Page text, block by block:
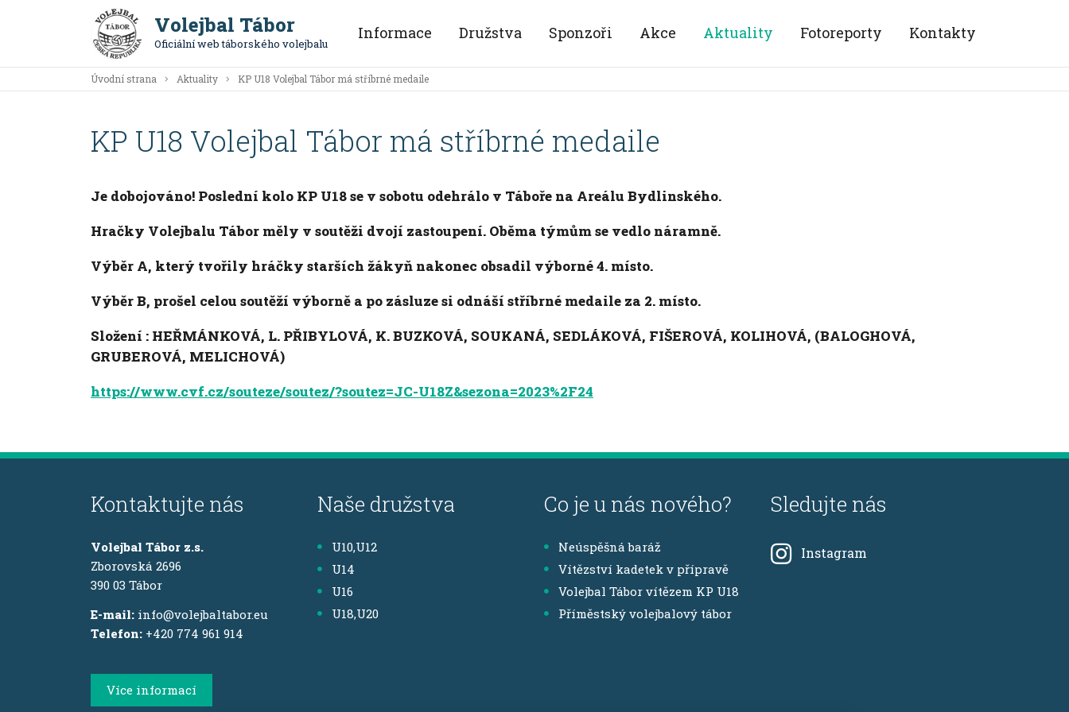
Volejbal Tábor
Oficiální web táborského volejbalu
Informace Družstva Sponzoři Akce Aktuality Fotoreporty Kontakty
Úvodní strana Aktuality KP U18 Volejbal Tábor má stříbrné medaile
KP U18 Volejbal Tábor má stříbrné medaile
Je dobojováno! Poslední kolo KP U18 se v sobotu odehrálo v Táboře na Areálu Bydlinského.
Hračky Volejbalu Tábor měly v soutěži dvojí zastoupení. Oběma týmům se vedlo náramně.
Výběr A, který tvořily hráčky starších žákyň nakonec obsadil výborné 4. místo.
Výběr B, prošel celou soutěží výborně a po zásluze si odnáší stříbrné medaile za 2. místo.
Složení : HEŘMÁNKOVÁ, L. PŘIBYLOVÁ, K. BUZKOVÁ, SOUKANÁ, SEDLÁKOVÁ, FIŠEROVÁ, KOLIHOVÁ, (BALOGHOVÁ,
GRUBEROVÁ, MELICHOVÁ)
https://www.cvf.cz/souteze/soutez/?soutez=JC-U18Z&sezona=2023%2F24
Kontaktujte nás
Volejbal Tábor z.s.
Zborovská 2696
390 03 Tábor
E-mail: info@volejbaltabor.eu
Telefon: +420 774 961 914
Více informací
Naše družstva
U10,U12
U14
U16
U18,U20
Co je u nás nového?
Neúspěšná baráž
Vítězství kadetek v přípravě
Volejbal Tábor vítězem KP U18
Příměstský volejbalový tábor
Sledujte nás
Instagram